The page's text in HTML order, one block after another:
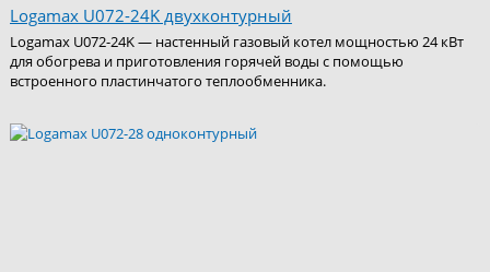
Logamax U072-24K двухконтурный
Logamax U072-24K — настенный газовый котел мощностью 24 кВт
для обогрева и приготовления горячей воды с помощью
встроенного пластинчатого теплообменника.